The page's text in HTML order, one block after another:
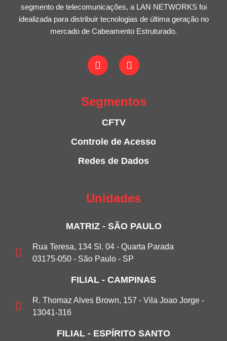
segmento de telecomunicações, a LAN NETWORKS foi
idealizada para distribuir tecnologias de última geração no
mercado de Cabeamento Estruturado.
Segmentos
CFTV
Controle de Acesso
Redes de Dados
Unidades
MATRIZ - SÃO PAULO
Rua Teresa, 134 Sl. 04 - Quarta Parada
03175-050 - São Paulo - SP
FILIAL - CAMPINAS
R. Thomaz Alves Brown, 157 - Vila Joao Jorge -
13041-316
FILIAL - ESPÍRITO SANTO